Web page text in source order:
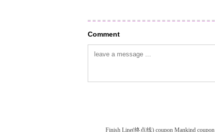
Comment
Finish Line(终点线) coupon Mankind coupon